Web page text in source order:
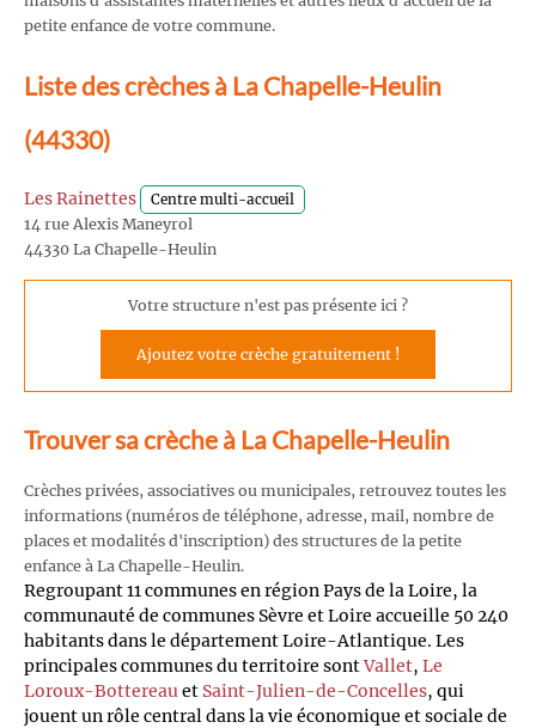
petite enfance de votre commune.
Liste des crèches à La Chapelle-Heulin
(44330)
Les Rainettes Centre multi-accueil
14 rue Alexis Maneyrol
44330 La Chapelle-Heulin
Votre structure n'est pas présente ici ?
Ajoutez votre crèche gratuitement !
Trouver sa crèche à La Chapelle-Heulin
Crèches privées, associatives ou municipales, retrouvez toutes les
informations (numéros de téléphone, adresse, mail, nombre de
places et modalités d'inscription) des structures de la petite
enfance à La Chapelle-Heulin.
Regroupant 11 communes en région Pays de la Loire, la
communauté de communes Sèvre et Loire accueille 50 240
habitants dans le département Loire-Atlantique. Les
principales communes du territoire sontVallet, Le
Loroux-Bottereauet Saint-Julien-de-Concelles, qui
jouent un rôle central dans la vie économique et sociale de